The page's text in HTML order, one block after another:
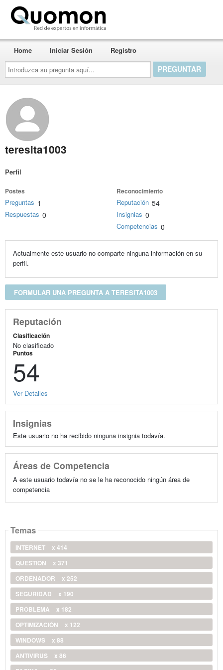
Introduzca
su
pregunta
aquí...
Home Iniciar Sesión Registro
teresita1003
Perfil
Postes
Preguntas 1
Respuestas 0
Reconocimiento
Reputación 54
Insignias 0
Competencias 0
Actualmente este usuario no comparte ninguna información en su
perfil.
FORMULAR UNA PREGUNTA A TERESITA1003
Reputación
Clasificación
No clasificado
Puntos
54
Ver Detalles
Insignias
Este usuario no ha recibido ninguna insignia todavía.
Áreas de Competencia
A este usuario todavía no se le ha reconocido ningún área de
competencia
Temas
INTERNET
x 414
QUESTION
x 371
ORDENADOR
x 252
SEGURIDAD
x 190
PROBLEMA
x 182
OPTIMIZACIÓN
x 122
WINDOWS
x 88
ANTIVIRUS
x 86